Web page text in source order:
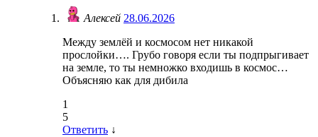
Алексей 28.06.2026
Между землёй и космосом нет никакой
прослойки…. Грубо говоря если ты подпрыгивает
на земле, то ты немножко входишь в космос…
Объясняю как для дибила
1
5
Ответить ↓